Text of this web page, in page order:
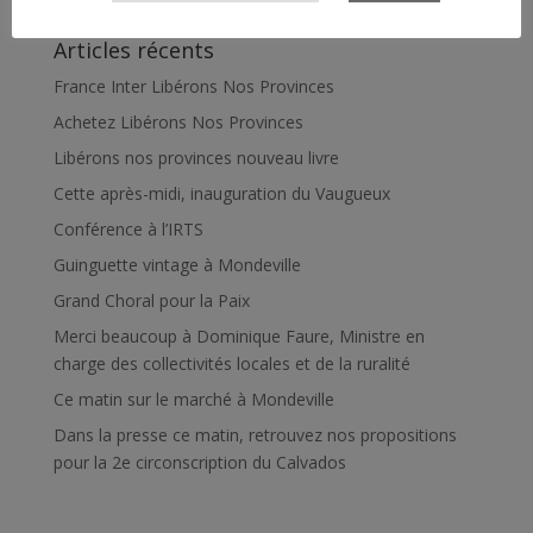
Articles récents
France Inter Libérons Nos Provinces
Achetez Libérons Nos Provinces
Libérons nos provinces nouveau livre
Cette après-midi, inauguration du Vaugueux
Conférence à l’IRTS
Guinguette vintage à Mondeville
Grand Choral pour la Paix
Merci beaucoup à Dominique Faure, Ministre en
charge des collectivités locales et de la ruralité
Ce matin sur le marché à Mondeville
Dans la presse ce matin, retrouvez nos propositions
pour la 2e circonscription du Calvados